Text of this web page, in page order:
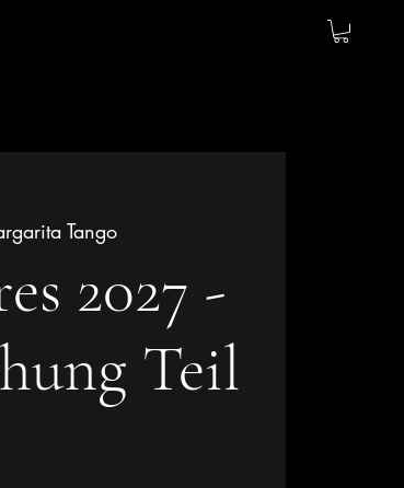
Tango
2027 -
Teil